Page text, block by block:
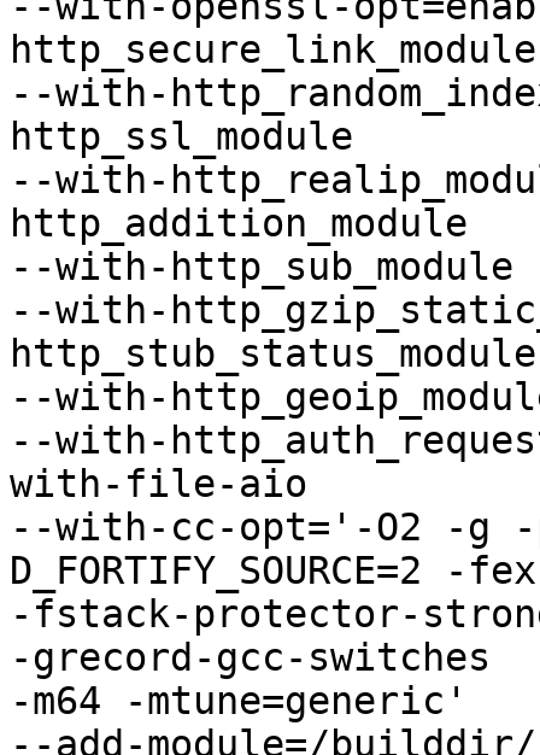
http_secure_link_module
--with-
http_ssl_module
--with-
http_addition_module
--with-
--with-
http_stub_status_module
--with-
--with-
with-file-aio
--with-cc-opt='-O2 -g
D_FORTIFY_SOURCE=2 -
-fstack-protector-
-grecord-gcc-switches
-m64 -mtune=generic'
--add-module=/